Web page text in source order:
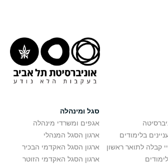
בלימודים
קבלה לתואר ראשון
סגל ומינהלה
אגפים ומשרדי מינהלה
ארגון הסגל המנהלי
ארגון הסגל האקדמי הבכיר
ארגון הסגל האקדמי הזוטר